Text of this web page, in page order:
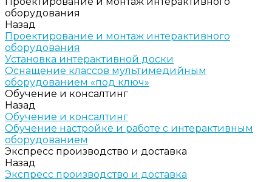
оборудования
Назад
Проектирование и монтаж интерактивного
оборудования
Установка интерактивной доски
Оснащение классов мультимедийным
оборудованием «под ключ»
Обучение и консалтинг
Назад
Обучение и консалтинг
Обучение настройке и работе с интерактивным
оборудованием
Экспресс производство и доставка
Назад
Экспресс производство и доставка